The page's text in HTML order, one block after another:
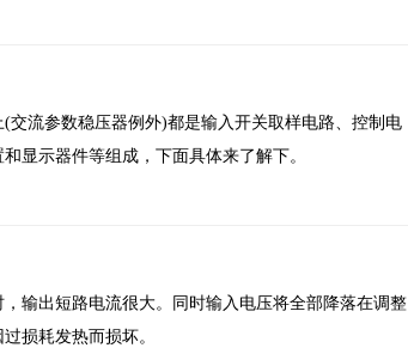
流参数稳压器例外)都是输入开关取样电路、控制电
显示器件等组成，下面具体来了解下。
输出短路电流很大。同时输入电压将全部降落在调整
损耗发热而损坏。